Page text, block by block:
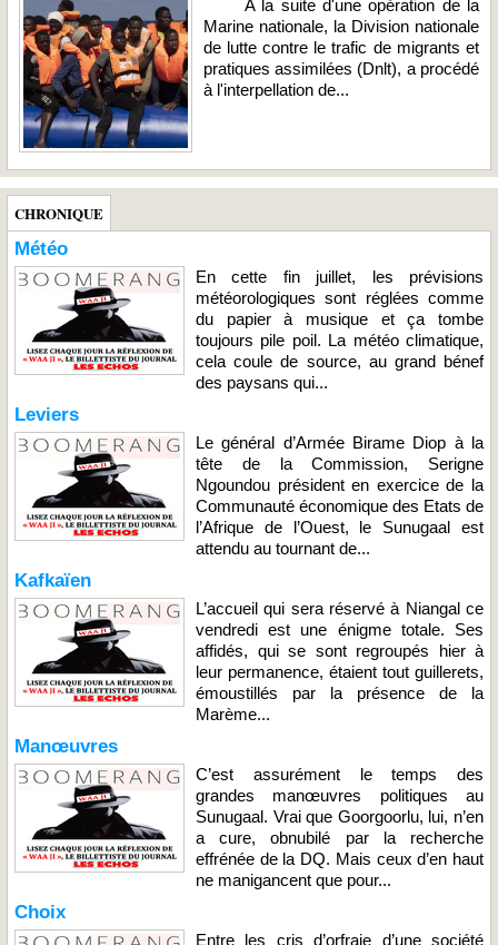
A la suite d'une opération de la
Marine nationale, la Division nationale
de lutte contre le trafic de migrants et
pratiques assimilées (Dnlt), a procédé
à l'interpellation de...
CHRONIQUE
Météo
En cette fin juillet, les prévisions
météorologiques sont réglées comme
du papier à musique et ça tombe
toujours pile poil. La météo climatique,
cela coule de source, au grand bénef
des paysans qui...
Leviers
Le général d’Armée Birame Diop à la
tête de la Commission, Serigne
Ngoundou président en exercice de la
Communauté économique des Etats de
l’Afrique de l’Ouest, le Sunugaal est
attendu au tournant de...
Kafkaïen
L’accueil qui sera réservé à Niangal ce
vendredi est une énigme totale. Ses
affidés, qui se sont regroupés hier à
leur permanence, étaient tout guillerets,
émoustillés par la présence de la
Marème...
Manœuvres
C’est assurément le temps des
grandes manœuvres politiques au
Sunugaal. Vrai que Goorgoorlu, lui, n’en
a cure, obnubilé par la recherche
effrénée de la DQ. Mais ceux d’en haut
ne manigancent que pour...
Choix
Entre les cris d’orfraie d’une société